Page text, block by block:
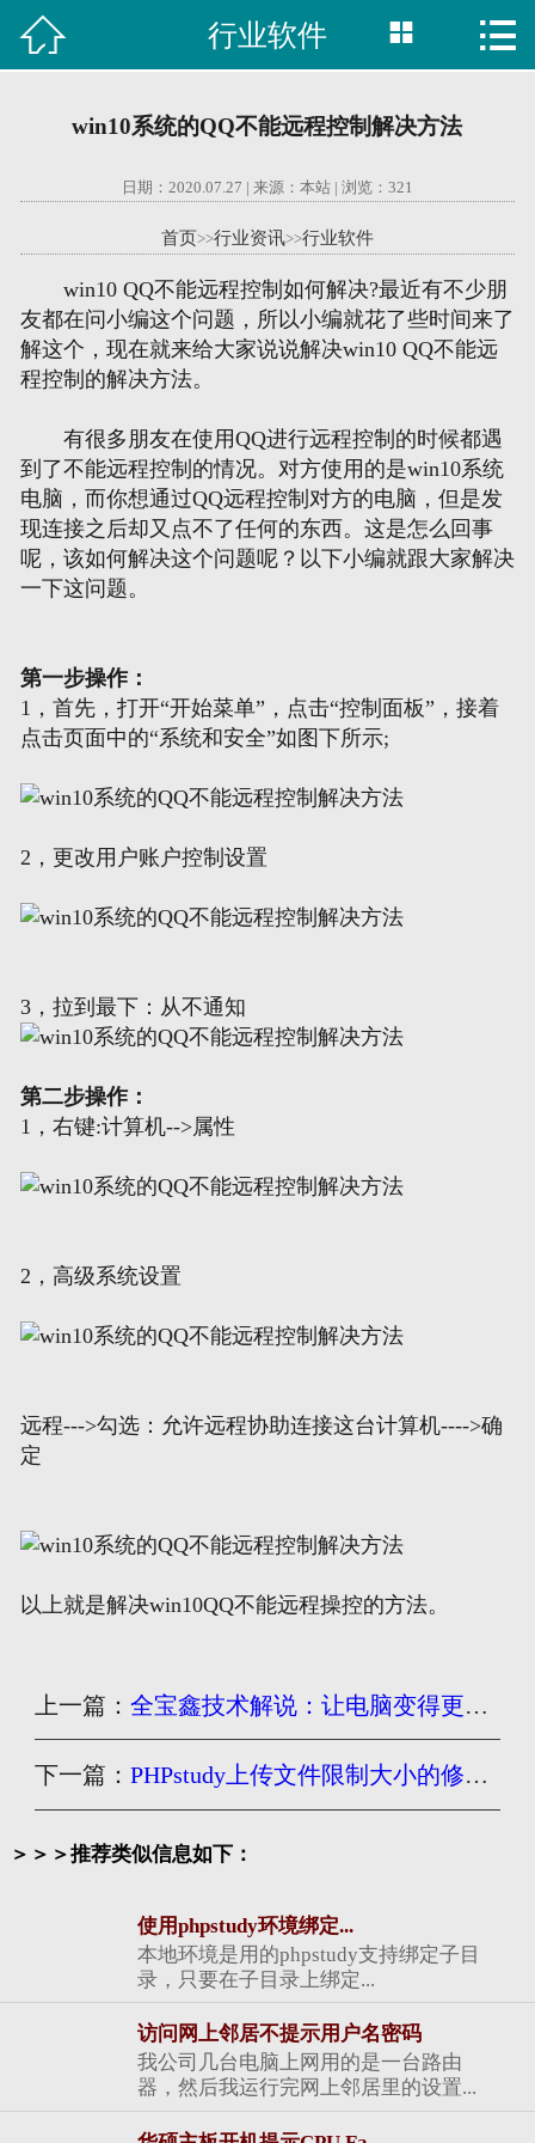
 首页
行业资讯
关于我们
51La
域名查询
XML地图
 行业软件  
win10系统的QQ不能远程控制解决方法
日期：2020.07.27 | 来源：本站 | 浏览： 321
首页>>行业资讯>>行业软件
win10 QQ不能远程控制如何解决?最近有不少朋
友都在问小编这个问题，所以小编就花了些时间来了
解这个，现在就来给大家说说解决win10 QQ不能远
程控制的解决方法。
有很多朋友在使用QQ进行远程控制的时候都遇
到了不能远程控制的情况。对方使用的是win10系统
电脑，而你想通过QQ远程控制对方的电脑，但是发
现连接之后却又点不了任何的东西。这是怎么回事
呢，该如何解决这个问题呢？以下小编就跟大家解决
一下这问题。
第一步操作：
1，首先，打开“开始菜单”，点击“控制面板”，接着
点击页面中的“系统和安全”如图下所示;
2，更改用户账户控制设置
3，拉到最下：从不通知
第二步操作：
1，右键:计算机-->属性
2，高级系统设置
远程--->勾选：允许远程协助连接这台计算机---->确
定
以上就是解决win10QQ不能远程操控的方法。
上一篇：全宝鑫技术解说：让电脑变得更快的办法
下一篇：PHPstudy上传文件限制大小的修改方法
＞＞＞推荐类似信息如下：
使用phpstudy环境绑定...
本地环境是用的phpstudy支持绑定子目
录，只要在子目录上绑定...
访问网上邻居不提示用户名密码
我公司几台电脑上网用的是一台路由
器，然后我运行完网上邻居里的设置...